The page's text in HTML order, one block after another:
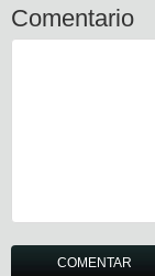
Comentario